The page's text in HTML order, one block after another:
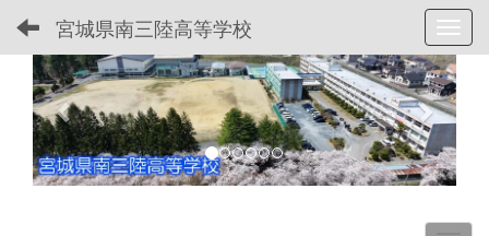
宮城県南三陸高等学校
p
r
e
v
i
n
e
x
t